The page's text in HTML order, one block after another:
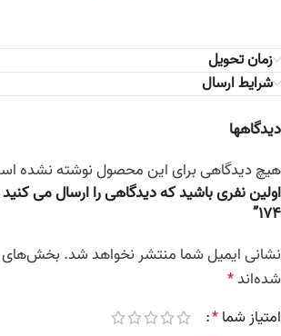
زمان تحویل
شرایط ارسال
دیدگاهها
هیچ دیدگاهی برای این محصول نوشته نشده
اولین نفری باشید که دیدگاهی را ارسال می
174”
نشانی ایمیل شما منتشر نخواهد شد. بخش‌های
شده‌اند*
امتیاز شما*